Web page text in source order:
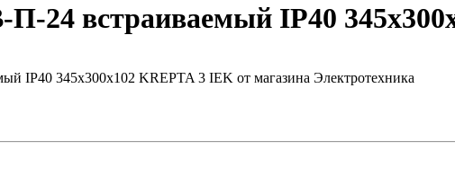
24 встраиваемый IP40